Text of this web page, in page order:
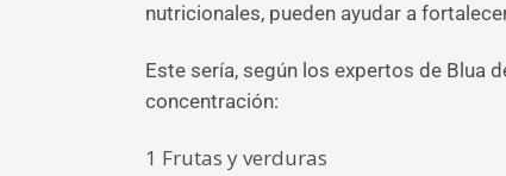
nutricionales, pueden ayudar a
Este sería, según los expertos de Blua
concentración:
1 Frutas y verduras